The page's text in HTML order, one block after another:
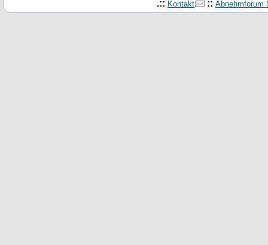
.:: Kontakt :: Abnehmforum